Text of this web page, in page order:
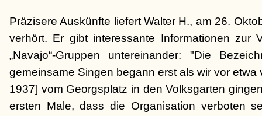
Präzisere Auskünfte liefert Walter H., am 26.
verhört. Er gibt interessante Informationen zur
„Navajo“-Gruppen untereinander: "Die
gemeinsame Singen begann erst als wir vor etwa
1937] vom Georgsplatz in den Volksgarten
ersten Male, dass die Organisation verboten